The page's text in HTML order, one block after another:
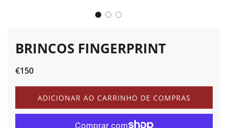
BRINCOS FINGERPRINT
Preço
Preço
€150
A
C
A
ADICIONAR AO CARRINHO DE COMPRAS